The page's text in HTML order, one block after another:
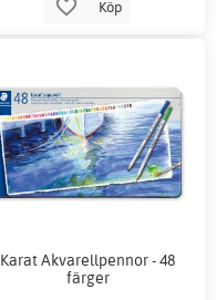
Köp
Karat Akvarellpennor - 48
färger